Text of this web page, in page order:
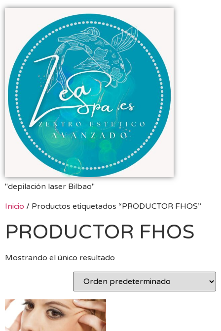
"depilación laser Bilbao"
Inicio / Productos etiquetados “PRODUCTOR FHOS”
PRODUCTOR FHOS
Mostrando el único resultado